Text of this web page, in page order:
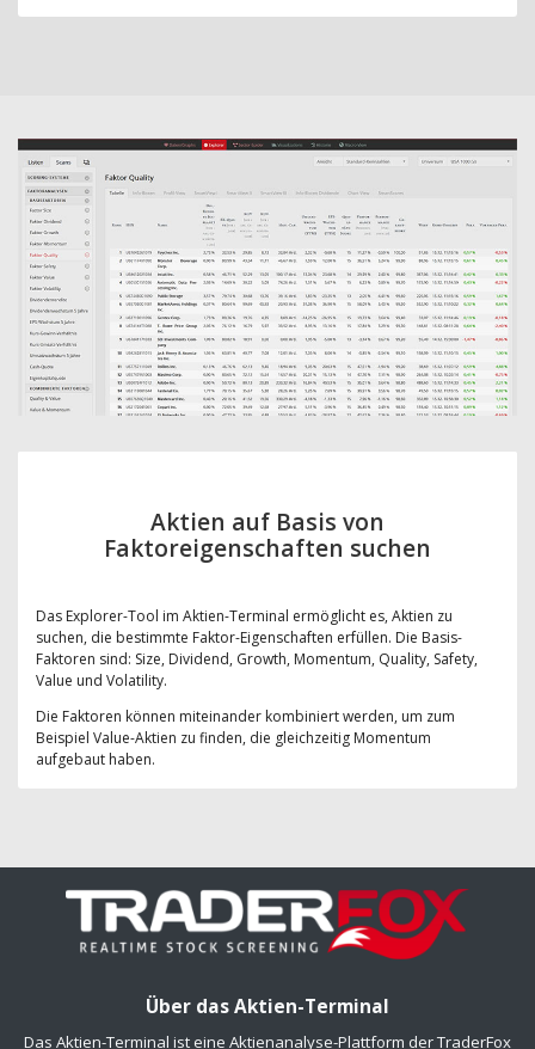
Aktien auf Basis von
Faktoreigenschaften suchen
Das Explorer-Tool im Aktien-Terminal ermöglicht es, Aktien zu
suchen, die bestimmte Faktor-Eigenschaften erfüllen. Die Basis-
Faktoren sind: Size, Dividend, Growth, Momentum, Quality, Safety,
Value und Volatility.
Die Faktoren können miteinander kombiniert werden, um zum
Beispiel Value-Aktien zu finden, die gleichzeitig Momentum
aufgebaut haben.
Über das Aktien-Terminal
Das Aktien-Terminal ist eine Aktienanalyse-Plattform der TraderFox